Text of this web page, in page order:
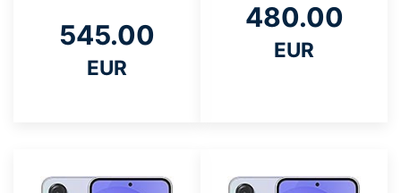
545.00
EUR
480.00
EUR